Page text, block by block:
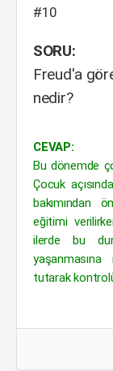
#10
SORU:
Freud'a
nedir?
CEVAP:
Bu dönemde
Çocuk
bakımından
eğitimi
ilerde bu
tutarak